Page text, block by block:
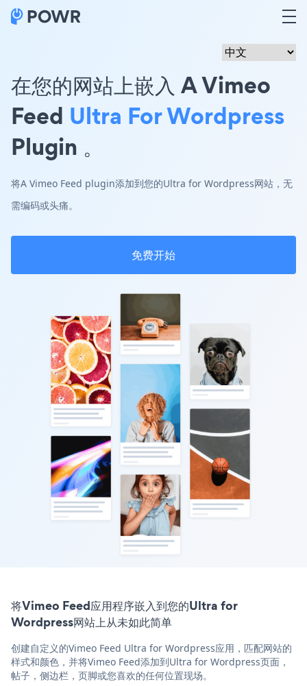
在您的网站上嵌入 A Vimeo
Feed Ultra For Wordpress
Plugin 。
将A Vimeo Feed plugin添加到您的Ultra for Wordpress网站，无
需编码或头痛。
免费开始
将Vimeo Feed应用程序嵌入到您的Ultra for
Wordpress网站上从未如此简单
创建自定义的Vimeo Feed Ultra for Wordpress应用，匹配网站的
样式和颜色，并将Vimeo Feed添加到Ultra for Wordpress页面，
帖子，侧边栏，页脚或您喜欢的任何位置现场。